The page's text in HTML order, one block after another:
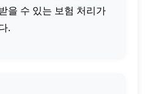
을 수 있는 보험 처리가
.